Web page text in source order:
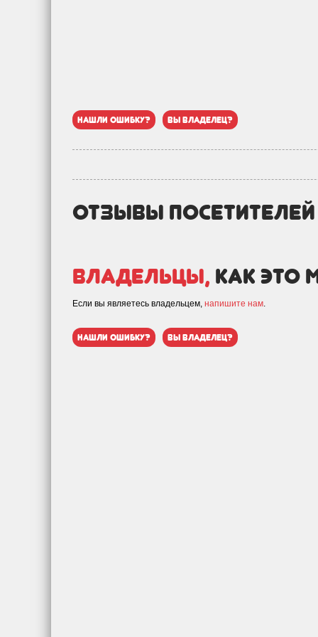
нашли ошибку? вы владелец?
отзывы
Владельцы, как это
Если вы являетесь владельцем, напишите нам.
нашли ошибку? вы владелец?